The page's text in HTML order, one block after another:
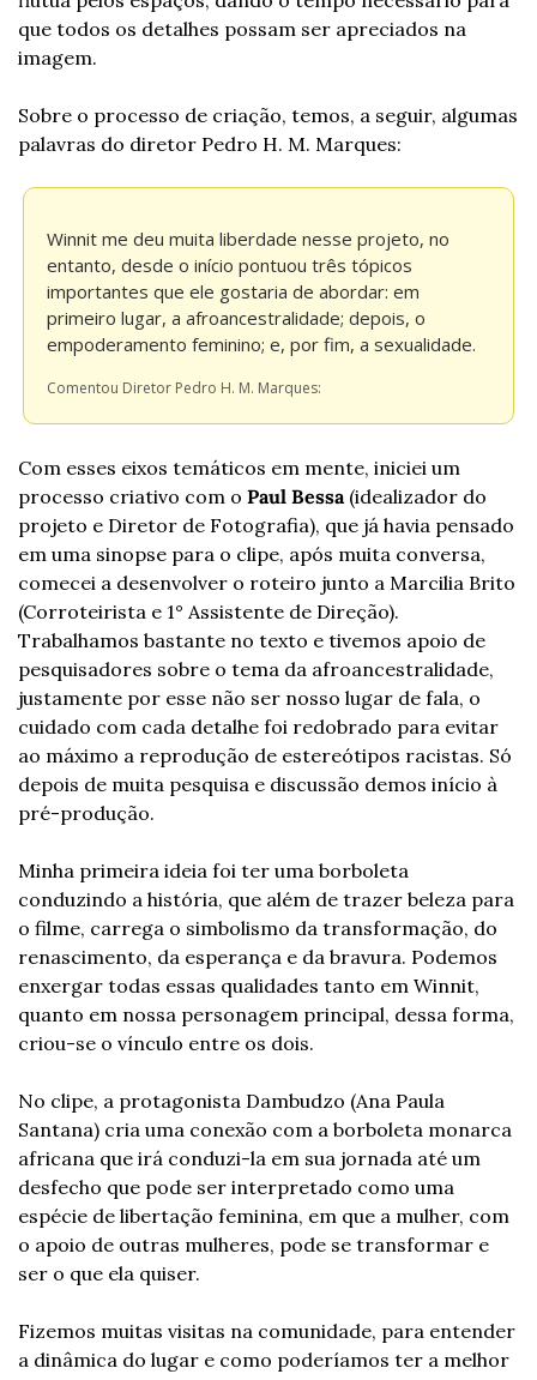
que todos os detalhes possam ser apreciados na
imagem.
Sobre o processo de criação, temos, a seguir, algumas
palavras do diretor Pedro H. M. Marques:
Winnit me deu muita liberdade nesse projeto, no
entanto, desde o início pontuou três tópicos
importantes que ele gostaria de abordar: em
primeiro lugar, a afroancestralidade; depois, o
empoderamento feminino; e, por fim, a sexualidade.
Comentou Diretor Pedro H. M. Marques:
Com esses eixos temáticos em mente, iniciei um
processo criativo com o Paul Bessa (idealizador do
projeto e Diretor de Fotografia), que já havia pensado
em uma sinopse para o clipe, após muita conversa,
comecei a desenvolver o roteiro junto a Marcilia Brito
(Corroteirista e 1° Assistente de Direção).
Trabalhamos bastante no texto e tivemos apoio de
pesquisadores sobre o tema da afroancestralidade,
justamente por esse não ser nosso lugar de fala, o
cuidado com cada detalhe foi redobrado para evitar
ao máximo a reprodução de estereótipos racistas. Só
depois de muita pesquisa e discussão demos início à
pré-produção.
Minha primeira ideia foi ter uma borboleta
conduzindo a história, que além de trazer beleza para
o filme, carrega o simbolismo da transformação, do
renascimento, da esperança e da bravura. Podemos
enxergar todas essas qualidades tanto em Winnit,
quanto em nossa personagem principal, dessa forma,
criou-se o vínculo entre os dois.
No clipe, a protagonista Dambudzo (Ana Paula
Santana) cria uma conexão com a borboleta monarca
africana que irá conduzi-la em sua jornada até um
desfecho que pode ser interpretado como uma
espécie de libertação feminina, em que a mulher, com
o apoio de outras mulheres, pode se transformar e
ser o que ela quiser.
Fizemos muitas visitas na comunidade, para entender
a dinâmica do lugar e como poderíamos ter a melhor